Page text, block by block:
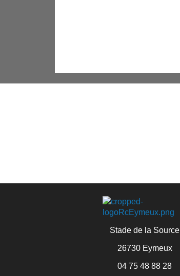
Stade de la Source
26730 Eymeux
04 75 48 88 28